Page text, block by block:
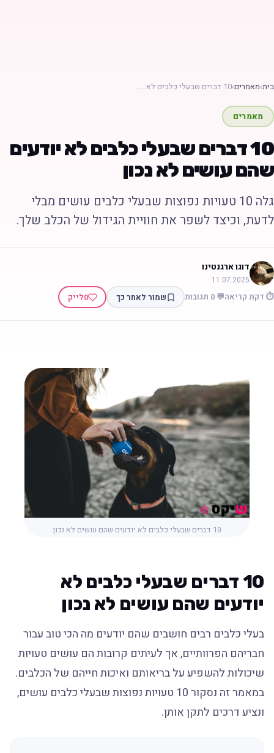
›מאמרים›10 דברים שבעלי כלבים לא……
מאמרים
10 דברים שבעלי כלבים לא יודעים
עושים לא נכון
גלה 10 טעויות נפוצות שבעלי כלבים עושים מבלי
וכיצד לשפר את חוויית הגידול של הכלב שלך.
דוגו ארגנטינו
11.07.2025
דקת קריאה💬 0 תגובות שמור לאחר כך 0לייק
10 דברים שבעלי כלבים לא יודעים שהם עושים לא נכון
10 דברים שבעלי כלבים לא
יודעים שהם עושים לא נכון
בעלי כלבים רבים חושבים שהם יודעים מה הכי טוב עבור
חבריהם הפרוותיים, אך לעיתים קרובות הם עושים טעויות
שיכולות להשפיע על בריאותם ואיכות חייהם של הכלבים.
במאמר זה נסקור 10 טעויות נפוצות שבעלי כלבים עושים,
ונציע דרכים לתקן אותן.